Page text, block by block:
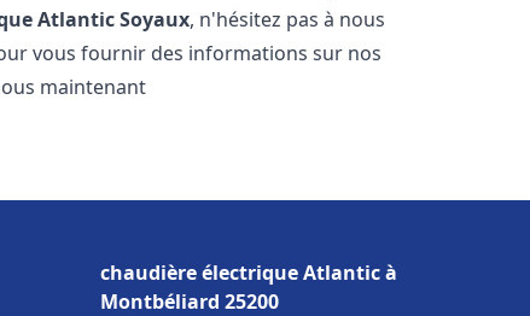
AtlanticSoyaux, n'hésitez pas à nous
vous fournir des informations sur nos
maintenant
chaudière électrique Atlantic à
Montbéliard 25200